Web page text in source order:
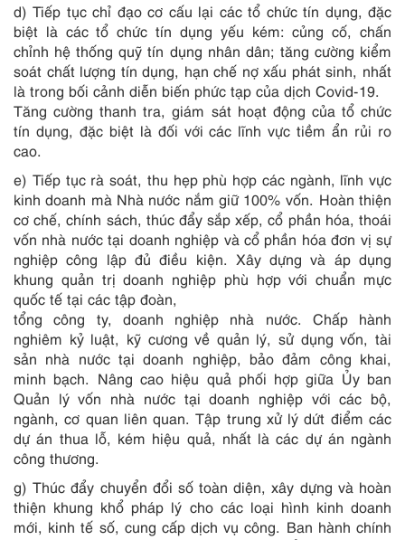
d) Tiếp tục chỉ đạo cơ cấu lại các tổ chức tín dụng, đặc
biệt là các tổ chức tín dụng yếu kém: củng cố, chấn
chỉnh hệ thống quỹ tín dụng nhân dân; tăng cường kiểm
soát chất lượng tín dụng, hạn chế nợ xấu phát sinh, nhất
là trong bối cảnh diễn biến phức tạp của dịch Covid-19.
Tăng cường thanh tra, giám sát hoạt động của tổ chức
tín dụng, đặc biệt là đối với các lĩnh vực tiềm ẩn rủi ro
cao.
e) Tiếp tục rà soát, thu hẹp phù hợp các ngành, lĩnh vực
kinh doanh mà Nhà nước nắm giữ 100% vốn. Hoàn thiện
cơ chế, chính sách, thúc đẩy sắp xếp, cổ phần hóa, thoái
vốn nhà nước tại doanh nghiệp và cổ phần hóa đơn vị sự
nghiệp công lập đủ điều kiện. Xây dựng và áp dụng
khung quản trị doanh nghiệp phù hợp với chuẩn mực
quốc tế tại các tập đoàn,
tổng công ty, doanh nghiệp nhà nước. Chấp hành
nghiêm kỷ luật, kỹ cương về quản lý, sử dụng vốn, tài
sản nhà nước tại doanh nghiệp, bảo đảm công khai,
minh bạch. Nâng cao hiệu quả phối hợp giữa Ủy ban
Quản lý vốn nhà nước tại doanh nghiệp với các bộ,
ngành, cơ quan liên quan. Tập trung xử lý dứt điểm các
dự án thua lỗ, kém hiệu quả, nhất là các dự án ngành
công thương.
g) Thúc đẩy chuyển đổi số toàn diện, xây dựng và hoàn
thiện khung khổ pháp lý cho các loại hình kinh doanh
mới, kinh tế số, cung cấp dịch vụ công. Ban hành chính